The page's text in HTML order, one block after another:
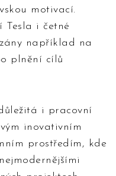
motivací.
Tesla i četné
například na
plnění cílů
i pracovní
inovativním
prostředím, kde